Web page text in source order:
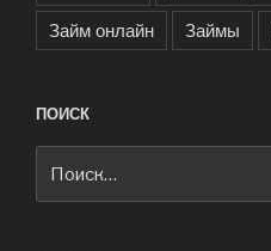
Займ онлайн
Займы
ПОИСК